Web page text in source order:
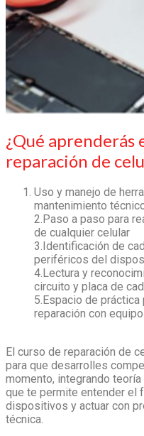
¿Qué aprenderás
reparación de
Uso y manejo de
mantenimiento
2.Paso a paso para
de cualquier celular
3.Identificación de
periféricos del
4.Lectura y
circuito y placa de
5.Espacio de
reparación con
El curso de reparación de
para que desarrolles
momento, integrando
que te permite entender el
dispositivos y actuar con
técnica